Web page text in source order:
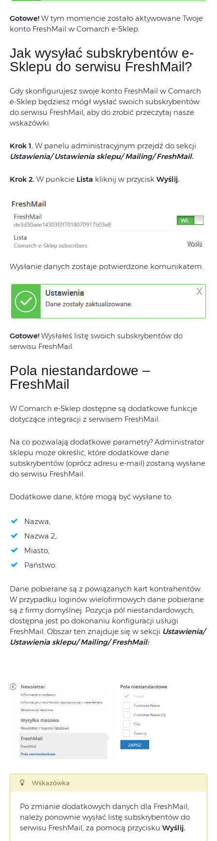
Gotowe! W tym momencie zostało aktywowane Twoje
konto FreshMail w Comarch e-Sklep.
Jak wysyłać subskrybentów e-
Sklepu do serwisu FreshMail?
Gdy skonfigurujesz swoje konto FreshMail w Comarch
e-Sklep będziesz mógł wysłać swoich subskrybentów
do serwisu FreshMail, aby do zrobić przeczytaj nasze
wskazówki.
Krok 1. W panelu administracyjnym przejdź do sekcji
Ustawienia/ Ustawienia sklepu/ Mailing/ FreshMail.
Krok 2. W punkcie Lista kliknij w przycisk Wyślij.
Wysłanie danych zostaje potwierdzone komunikatem.
Gotowe! Wysłałeś listę swoich subskrybentów do
serwisu FreshMail.
Pola niestandardowe –
FreshMail
W Comarch e-Sklep dostępne są dodatkowe funkcje
dotyczące integracji z serwisem FreshMail.
Na co pozwalają dodatkowe parametry? Administrator
sklepu może określić, które dodatkowe dane
subskrybentów (oprócz adresu e-mail) zostaną wysłane
do serwisu FreshMail.
Dodatkowe dane, które mogą być wysłane to:
Nazwa,
Nazwa 2,
Miasto,
Państwo.
Dane pobierane są z powiązanych kart kontrahentów.
W przypadku loginów wielofirmowych dane pobierane
są z firmy domyślnej. Pozycja pól niestandardowych,
dostępna jest po dokonaniu konfiguracji usługi
FreshMail. Obszar ten znajduje się w sekcji Ustawienia/
Ustawienia sklepu/ Mailing/ FreshMail:
Wskazówka
Po zmianie dodatkowych danych dla FreshMail,
należy ponownie wysłać listę subskrybentów do
serwisu FreshMail, za pomocą przycisku Wyślij.